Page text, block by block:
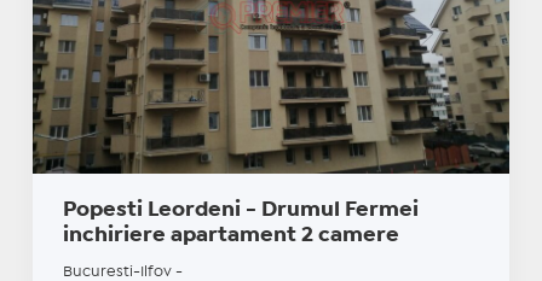
Popesti Leordeni - Drumul Fermei
inchiriere apartament 2 camere
Bucuresti-Ilfov -